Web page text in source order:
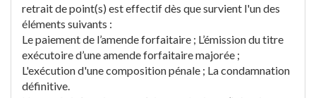
retrait de point(s) est effectif dès que survient l'un des
éléments suivants :
Le paiement de l’amende forfaitaire ; L’émission du titre
exécutoire d’une amende forfaitaire majorée ;
L'exécution d'une composition pénale ; La condamnation
définitive.